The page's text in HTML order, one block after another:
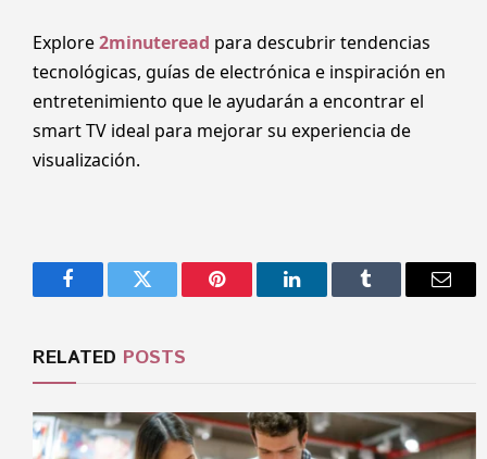
Explore2minuteread para descubrir tendencias
tecnológicas, guías de electrónica e inspiración en
entretenimiento que le ayudarán a encontrar el
smart TV ideal para mejorar su experiencia de
visualización.
FacebookTwitter Pinterest LinkedInTumblr Email
RELATED POSTS